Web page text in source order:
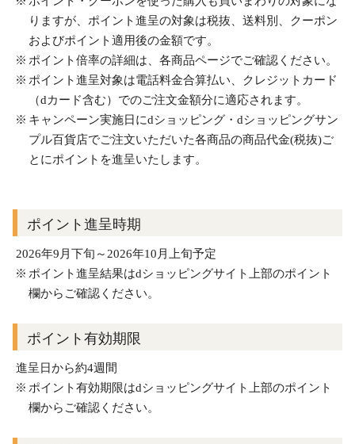
りますが、ポイント進呈の対象は税抜、送料別、クーポン
およびポイント適用後の金額です。
ポイント倍率の詳細は、各商品ページでご確認ください。
ポイント進呈対象は電話料金合算払い、クレジットカード
（dカード含む）でのご注文金額分に適応されます。
キャンペーン実施日にdショッピング・dショッピングサン
プル百貨店でご注文いただいた各商品の商品代金(税抜)ご
とにポイントを進呈いたします。
ポイント進呈時期
2026年9月下旬～2026年10月上旬予定
ポイント進呈結果はdショッピングサイト上部のポイント
欄からご確認ください。
ポイント有効期限
進呈日から約4週間
ポイント有効期限はdショッピングサイト上部のポイント
欄からご確認ください。